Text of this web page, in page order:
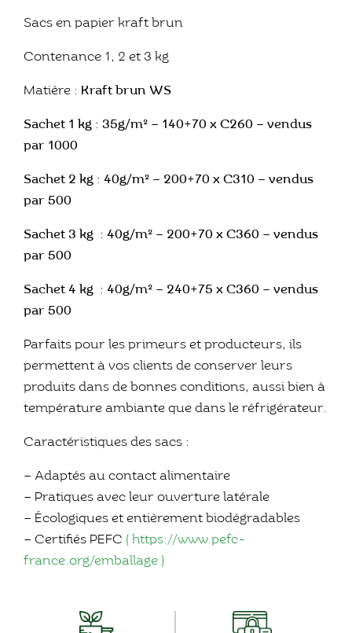
Sacs en papier kraft brun
Contenance 1, 2 et 3 kg
Matière : Kraft brun WS
Sachet 1 kg : 35g/m² – 140+70 x C260 – vendus
par 1000
Sachet 2 kg : 40g/m² – 200+70 x C310 – vendus
par 500
Sachet 3 kg : 40g/m² – 200+70 x C360 – vendus
par 500
Sachet 4 kg : 40g/m² – 240+75 x C360 – vendus
par 500
Parfaits pour les primeurs et producteurs, ils
permettent à vos clients de conserver leurs
produits dans de bonnes conditions, aussi bien à
température ambiante que dans le réfrigérateur.
Caractéristiques des sacs :
– Adaptés au contact alimentaire
– Pratiques avec leur ouverture latérale
– Écologiques et entièrement biodégradables
– Certifiés PEFC ( https://www.pefc-
france.org/emballage )